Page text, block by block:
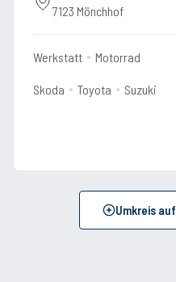
7123 Mönchhof
Werkstatt Motorrad
Skoda Toyota Suzuki
Umkreis auf